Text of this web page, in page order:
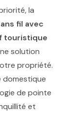
la
fil avec
touristique
solution
propriété.
domestique
de pointe
et